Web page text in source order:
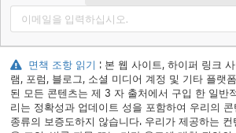
면책 조항 읽기 : 본 웹 사이트, 하이퍼 링크
램, 포럼, 블로그, 소셜 미디어 계정 및 기타 플랫
된 모든 콘텐츠는 제 3 자 출처에서 구입 한 일반
리는 정확성과 업데이트 성을 포함하여 우리의
종류의 보증도하지 않습니다. 우리가 제공하는